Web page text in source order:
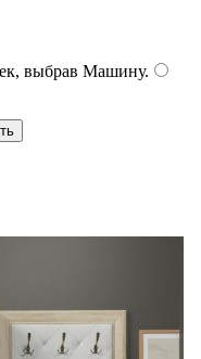
выбрав Машину.